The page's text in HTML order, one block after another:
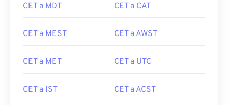
CET a MDT CET a CAT
CET a MEST CET a AWST
CET a MET CET a UTC
CET a IST CET a ACST